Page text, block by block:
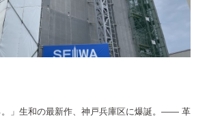
。」生和の最新作、神戸兵庫区に爆誕。―― 革